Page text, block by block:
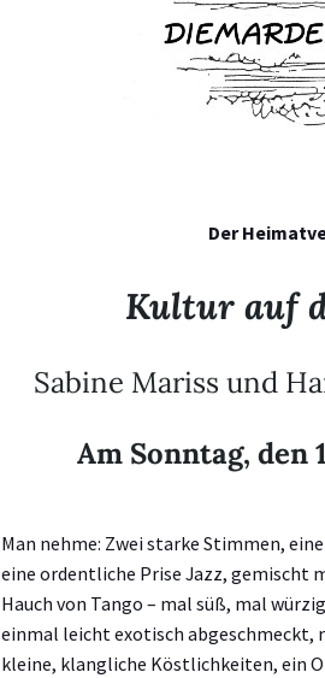
Der
Kultur auf
Sabine Mariss und
Am Sonntag, den
Man nehme: Zwei starke Stimmen,
eine ordentliche Prise Jazz, gemischt
Hauch von Tango – mal süß, mal
einmal leicht exotisch abgeschmeckt,
kleine, klangliche Köstlichkeiten, ein